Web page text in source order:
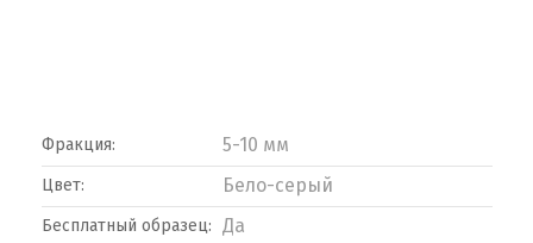
Фракция: 5-10 мм
Цвет: Бело-серый
Бесплатный образец: Да